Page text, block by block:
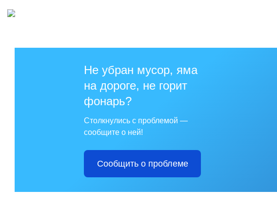
Не убран мусор, яма
на дороге, не горит
фонарь?
Столкнулись с проблемой —
сообщите о ней!
Сообщить о проблеме